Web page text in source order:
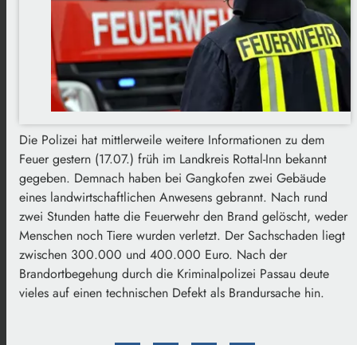
Die Polizei hat mittlerweile weitere Informationen zu dem
Feuer gestern (17.07.) früh im Landkreis Rottal-Inn bekannt
gegeben. Demnach haben bei Gangkofen zwei Gebäude
eines landwirtschaftlichen Anwesens gebrannt. Nach rund
zwei Stunden hatte die Feuerwehr den Brand gelöscht, weder
Menschen noch Tiere wurden verletzt. Der Sachschaden liegt
zwischen 300.000 und 400.000 Euro. Nach der
Brandortbegehung durch die Kriminalpolizei Passau deute
vieles auf einen technischen Defekt als Brandursache hin.